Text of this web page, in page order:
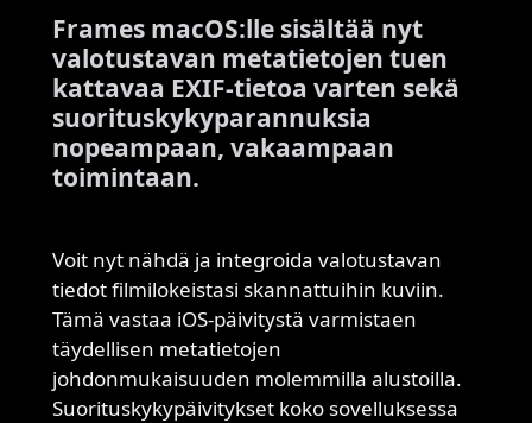
Frames macOS:lle sisältää nyt
valotustavan metatietojen tuen
kattavaa EXIF-tietoa varten sekä
suorituskykyparannuksia
nopeampaan, vakaampaan
toimintaan.
Voit nyt nähdä ja integroida valotustavan
tiedot filmilokeistasi skannattuihin kuviin.
Tämä vastaa iOS-päivitystä varmistaen
täydellisen metatietojen
johdonmukaisuuden molemmilla alustoilla.
Suorituskykypäivitykset koko sovelluksessa